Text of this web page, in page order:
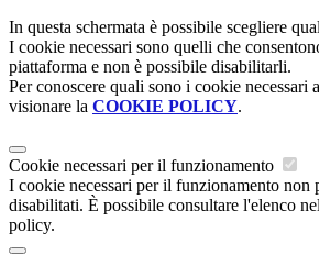
In questa schermata è possibile scegliere
I cookie necessari sono quelli che
piattaforma e non è possibile disabilitarli.
Per conoscere quali sono i cookie necessari
visionare la COOKIE POLICY.
Cookie necessari per il funzionamento
I cookie necessari per il funzionamento non
disabilitati. È possibile consultare l'elenco
policy.